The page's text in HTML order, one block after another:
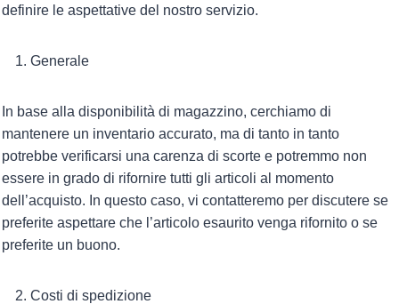
definire le aspettative del nostro servizio.
Generale
In base alla disponibilità di magazzino, cerchiamo di
mantenere un inventario accurato, ma di tanto in tanto
potrebbe verificarsi una carenza di scorte e potremmo non
essere in grado di rifornire tutti gli articoli al momento
dell’acquisto. In questo caso, vi contatteremo per discutere se
preferite aspettare che l’articolo esaurito venga rifornito o se
preferite un buono.
Costi di spedizione